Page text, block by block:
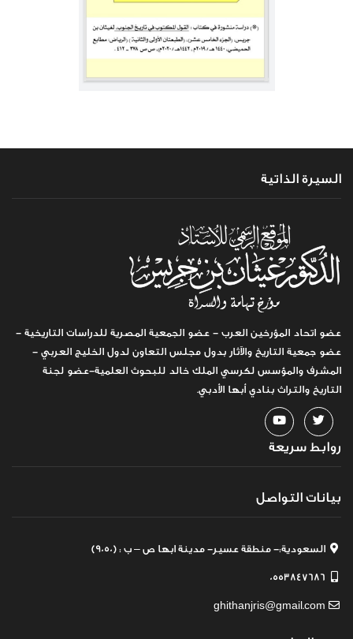
السيرة الذاتية
عضو اتحاد المؤرخين العرب - عضو الجمعية المصرية للدراسات التاريخية -
عضو جمعية التاريخ والآثار بدول مجلس التعاون لدول الخليج العربي -
المشرف والمؤسس لكرسي الملك خالد للبحوث العلمية-عضو لجنة
التاريخ والتراث بنادي أبها الأدبي.
روابط سريعة
بيانات التواصل
السعودية:- منطقة عسير- مدينة ابها ص – ب : (9050)
0553847686
ghithanjris@gmail.com